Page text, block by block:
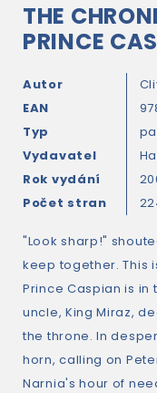
THE
PRINCE
Autor
EAN
Typ
Vydavatel
Rok vydání
Počet stran
"Look sharp!"
keep together. This
Prince Caspian is
uncle, King Miraz,
the throne. In
horn, calling on
Narnia's hour of